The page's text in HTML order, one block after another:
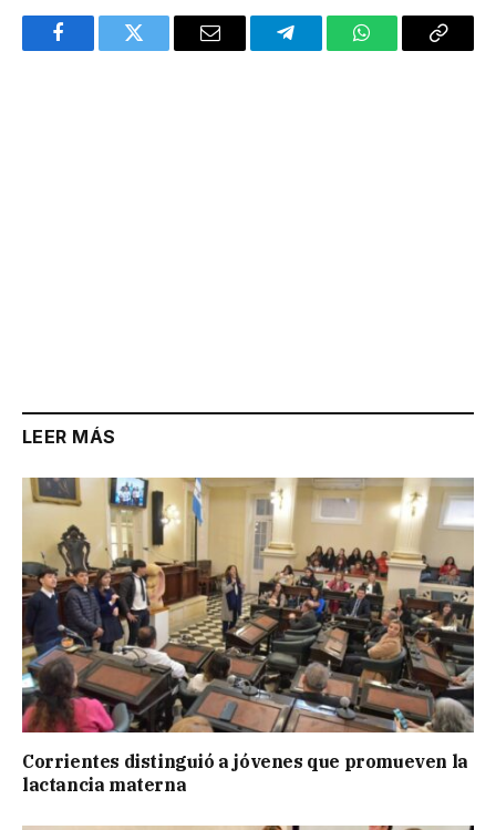
FacebookTwitter Email TelegramWhatsAppCopy
LEER MÁS
Corrientes distinguió a jóvenes que promueven la
lactancia materna